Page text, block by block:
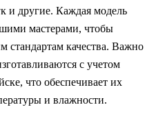
и другие. Каждая модель
мастерами, чтобы
стандартам качества. Важно
с учетом
что обеспечивает их
и влажности.